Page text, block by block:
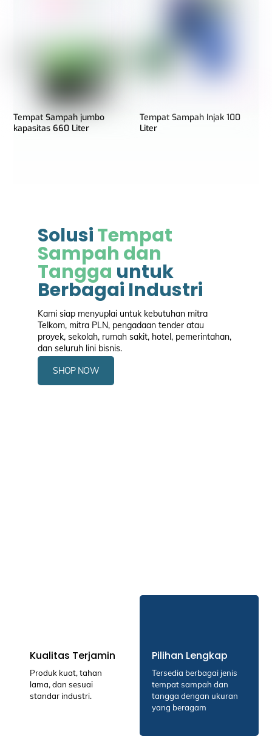
Tempat Sampah jumbo
kapasitas 660 Liter
Tempat Sampah Injak 100
Liter
SolusiTempat
Sampah dan
Tangga untuk
Berbagai Industri
Kami siap menyuplai untuk kebutuhan mitra
Telkom, mitra PLN, pengadaan tender atau
proyek, sekolah, rumah sakit, hotel, pemerintahan,
dan seluruh lini bisnis.
SHOP NOW
Kualitas Terjamin
Produk kuat, tahan
lama, dan sesuai
standar industri.
Pilihan Lengkap
Tersedia berbagai jenis
tempat sampah dan
tangga dengan ukuran
yang beragam